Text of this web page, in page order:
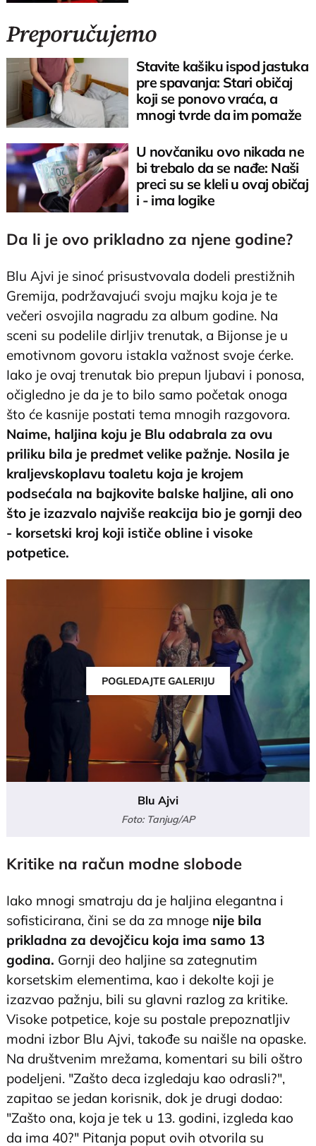
Preporučujemo
Stavite kašiku ispod jastuka
pre spavanja: Stari običaj
koji se ponovo vraća, a
mnogi tvrde da im pomaže
U novčaniku ovo nikada ne
bi trebalo da se nađe: Naši
preci su se kleli u ovaj običaj
i - ima logike
Da li je ovo prikladno za njene godine?
Blu Ajvi je sinoć prisustvovala dodeli prestižnih
Gremija, podržavajući svoju majku koja je te
večeri osvojila nagradu za album godine. Na
sceni su podelile dirljiv trenutak, a Bijonse je u
emotivnom govoru istakla važnost svoje ćerke.
Iako je ovaj trenutak bio prepun ljubavi i ponosa,
očigledno je da je to bilo samo početak onoga
što će kasnije postati tema mnogih razgovora.
Naime, haljina koju je Blu odabrala za ovu
priliku bila je predmet velike pažnje. Nosila je
kraljevskoplavu toaletu koja je krojem
podsećala na bajkovite balske haljine, ali ono
što je izazvalo najviše reakcija bio je gornji deo
- korsetski kroj koji ističe obline i visoke
potpetice.
POGLEDAJTE GALERIJU
Blu Ajvi
Foto: Tanjug/AP
Kritike na račun modne slobode
Iako mnogi smatraju da je haljina elegantna i
sofisticirana, čini se da za mnoge nije bila
prikladna za devojčicu koja ima samo 13
godina. Gornji deo haljine sa zategnutim
korsetskim elementima, kao i dekolte koji je
izazvao pažnju, bili su glavni razlog za kritike.
Visoke potpetice, koje su postale prepoznatljiv
modni izbor Blu Ajvi, takođe su naišle na opaske.
Na društvenim mrežama, komentari su bili oštro
podeljeni. "Zašto deca izgledaju kao odrasli?",
zapitao se jedan korisnik, dok je drugi dodao:
"Zašto ona, koja je tek u 13. godini, izgleda kao
da ima 40?" Pitanja poput ovih otvorila su